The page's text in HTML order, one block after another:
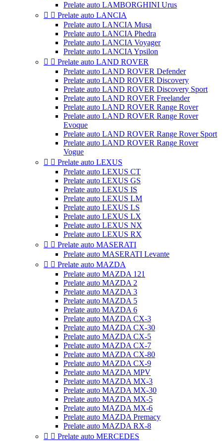
Prelate auto LAMBORGHINI Urus
  Prelate auto LANCIA
Prelate auto LANCIA Musa
Prelate auto LANCIA Phedra
Prelate auto LANCIA Voyager
Prelate auto LANCIA Ypsilon
  Prelate auto LAND ROVER
Prelate auto LAND ROVER Defender
Prelate auto LAND ROVER Discovery
Prelate auto LAND ROVER Discovery Sport
Prelate auto LAND ROVER Freelander
Prelate auto LAND ROVER Range Rover
Prelate auto LAND ROVER Range Rover
Evoque
Prelate auto LAND ROVER Range Rover Sport
Prelate auto LAND ROVER Range Rover
Vogue
  Prelate auto LEXUS
Prelate auto LEXUS CT
Prelate auto LEXUS GS
Prelate auto LEXUS IS
Prelate auto LEXUS LM
Prelate auto LEXUS LS
Prelate auto LEXUS LX
Prelate auto LEXUS NX
Prelate auto LEXUS RX
  Prelate auto MASERATI
Prelate auto MASERATI Levante
  Prelate auto MAZDA
Prelate auto MAZDA 121
Prelate auto MAZDA 2
Prelate auto MAZDA 3
Prelate auto MAZDA 5
Prelate auto MAZDA 6
Prelate auto MAZDA CX-3
Prelate auto MAZDA CX-30
Prelate auto MAZDA CX-5
Prelate auto MAZDA CX-7
Prelate auto MAZDA CX-80
Prelate auto MAZDA CX-9
Prelate auto MAZDA MPV
Prelate auto MAZDA MX-3
Prelate auto MAZDA MX-30
Prelate auto MAZDA MX-5
Prelate auto MAZDA MX-6
Prelate auto MAZDA Premacy
Prelate auto MAZDA RX-8
  Prelate auto MERCEDES